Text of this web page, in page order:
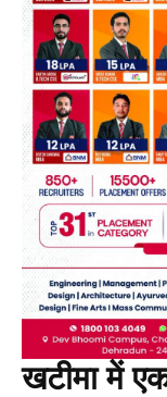
खटीमा में